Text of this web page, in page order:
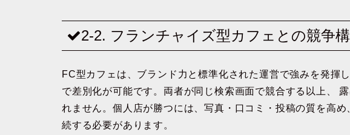
2-2. フランチャイズ型カフェとの競争
FC型カフェは、ブランド力と標準化された運営で強みを発揮
で差別化が可能です。両者が同じ検索画面で競合する以上、
れません。個人店が勝つには、写真・口コミ・投稿の質を高
続する必要があります。